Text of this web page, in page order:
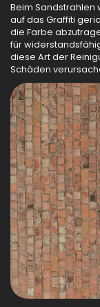
Beim Sandstrahlen
auf das Graffiti
die Farbe
für
diese Art der
Schäden